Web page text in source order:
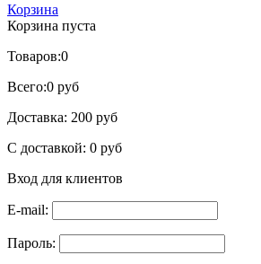
Корзина
Корзина пуста
Товаров:0
Всего:0 руб
Доставка: 200 руб
С доставкой: 0 руб
Вход для клиентов
E-mail:
Пароль: